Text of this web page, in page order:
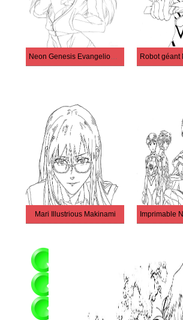
Neon Genesis Evangelion à imprimer
Mari Illustrious Makinami